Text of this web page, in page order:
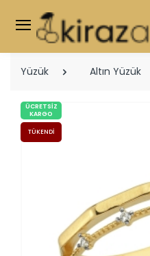
Yüzük Altın Yüzük
ÜCRETSIZ
KARGO
TÜKENDI